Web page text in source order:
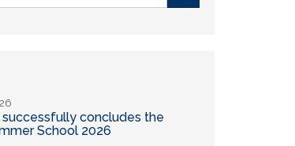
successfully concludes the
School 2026